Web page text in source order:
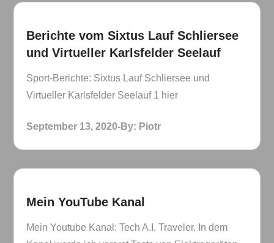
Berichte vom Sixtus Lauf Schliersee
und Virtueller Karlsfelder Seelauf
Sport-Berichte: Sixtus Lauf Schliersee und
Virtueller Karlsfelder Seelauf 1 hier
Posted
September 13, 2020 By: Piotr
Mein YouTube Kanal
Mein Youtube Kanal: Tech A.I. Traveler. In dem